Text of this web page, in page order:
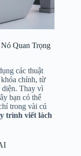
Quan Trọng
các thuật
chính, từ
diện. Thay vì
bạn có thể
trong vài cú
trình viết lách